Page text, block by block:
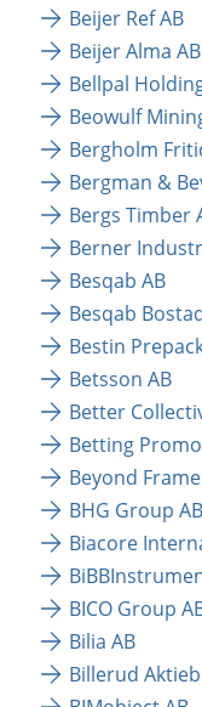
Beijer Ref AB
Beijer Alma AB
Bellpal
Beowulf
Bergholm
Bergman &
Bergs Timber
Berner
Besqab AB
Besqab
Bestin
Betsson AB
Better
Betting
Beyond
BHG Group AB
Biacore
BICO Group
Bilia AB
Billerud